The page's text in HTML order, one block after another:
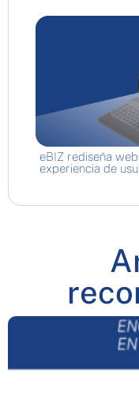
eBIZ rediseña
experiencia de